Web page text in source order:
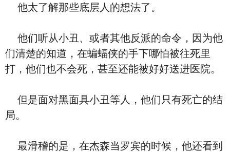
他太了解那些底层人的想法了。
他们听从小丑、或者其他反派的命令，因为他
们清楚的知道，在蝙蝠侠的手下哪怕被往死里
打，他们也不会死，甚至还能被好好送进医院。
但是面对黑面具小丑等人，他们只有死亡的结
局。
最滑稽的是，在杰森当罗宾的时候，他还看到